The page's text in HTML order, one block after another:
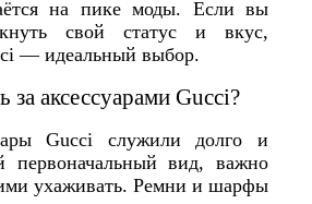
на пике моды. Если вы
свой статус и вкус,
— идеальный выбор.
за аксессуарами Gucci?
Gucci служили долго и
первоначальный вид, важно
ухаживать. Ремни и шарфы